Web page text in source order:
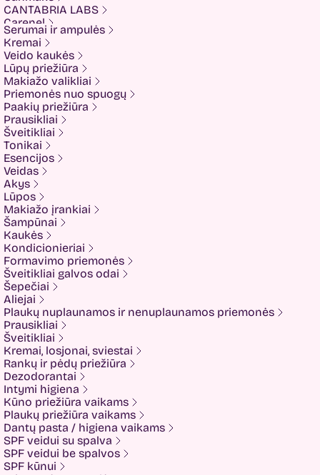
CANTABRIA LABS
Carenel
CHALURE
Cherubs
Cliniccare
COSRX
COTRIL
COVEDERM
Crazy Hair
Dalton
Dear Doer
Ekseption
Elizavecca
ESFOLIO
ETUDE
Eyenlip
FaceFacts
Fariis
Fixderma
Fluff
Formal Bee
Fusion
Glow Hub
HeadShock
Hiskin
Holika holika
Imbue
Imbue.
INOAR
Isntree
IUNIK
K-MOM
Kadus Professional
Keenwell
KLERADERM
KOSE
Kyra
Serumai ir ampulės
Kremai
Veido kaukės
Lūpų priežiūra
Makiažo valikliai
Priemonės nuo spuogų
Paakių priežiūra
Prausikliai
Šveitikliai
Tonikai
Esencijos
Veidas
Akys
Lūpos
Makiažo įrankiai
Šampūnai
Kaukės
Kondicionieriai
Formavimo priemonės
Šveitikliai galvos odai
Šepečiai
Aliejai
Plaukų nuplaunamos ir nenuplaunamos priemonės
Prausikliai
Šveitikliai
Kremai, losjonai, sviestai
Rankų ir pėdų priežiūra
Dezodorantai
Intymi higiena
Kūno priežiūra vaikams
Plaukų priežiūra vaikams
Dantų pasta / higiena vaikams
SPF veidui su spalva
SPF veidui be spalvos
SPF kūnui